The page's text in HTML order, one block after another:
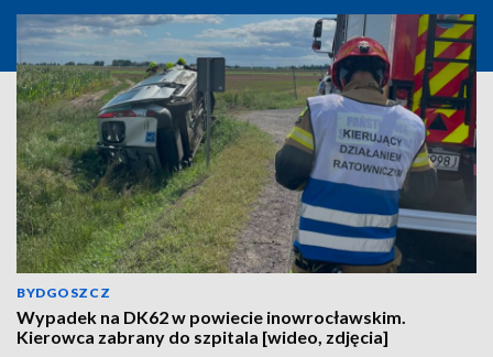
BYDGOSZCZ
Wypadek na DK62 w powiecie inowrocławskim.
Kierowca zabrany do szpitala [wideo, zdjęcia]